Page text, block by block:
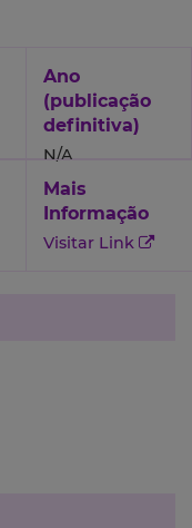
Ano
(publicação
definitiva)
N/A
Mais
Informação
Visitar Link